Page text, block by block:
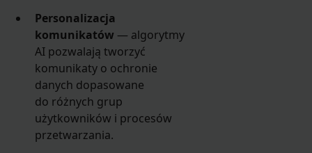
Personalizacja
komunikatów — algorytmy
AI pozwalają tworzyć
komunikaty o ochronie
danych dopasowane
do różnych grup
użytkowników i procesów
przetwarzania.